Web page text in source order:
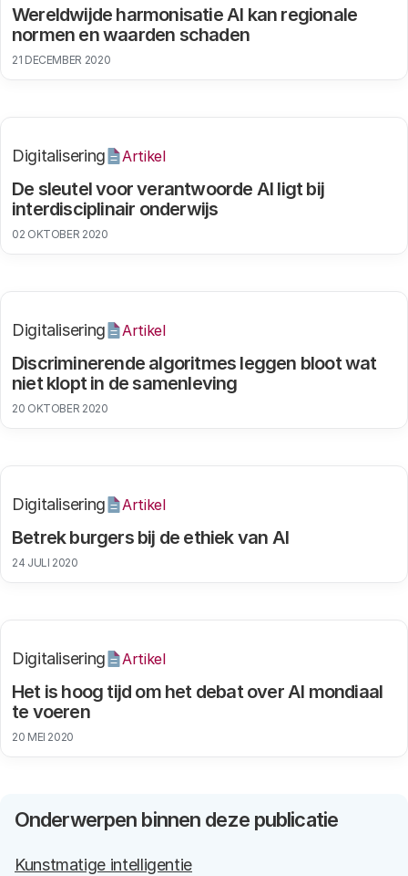
Wereldwijde harmonisatie AI kan regionale
normen en waarden schaden
21 DECEMBER 2020
De sleutel voor verantwoorde AI ligt bij
interdisciplinair onderwijs
Digitalisering Artikel
02 OKTOBER 2020
Discriminerende algoritmes leggen bloot wat
niet klopt in de samenleving
Digitalisering Artikel
20 OKTOBER 2020
Betrek burgers bij de ethiek van AI
Digitalisering Artikel
24 JULI 2020
Het is hoog tijd om het debat over AI mondiaal
te voeren
Digitalisering Artikel
20 MEI 2020
Onderwerpen binnen deze publicatie
Kunstmatige intelligentie